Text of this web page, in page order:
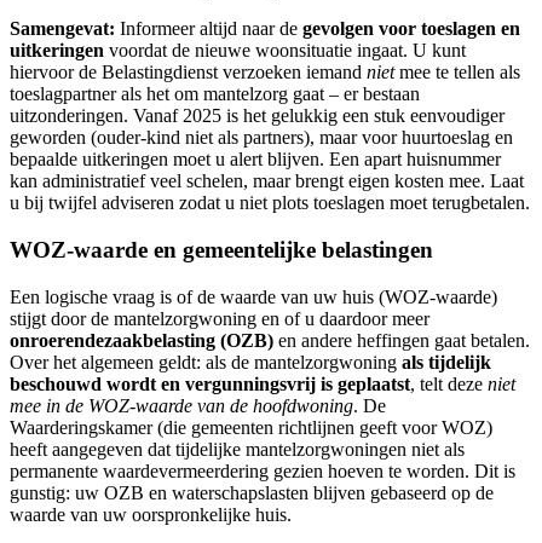
Samengevat: Informeer altijd naar de gevolgen voor toeslagen en
uitkeringen voordat de nieuwe woonsituatie ingaat. U kunt
hiervoor de Belastingdienst verzoeken iemand nietmee te tellen als
toeslagpartner als het om mantelzorg gaat – er bestaan
uitzonderingen. Vanaf 2025 is het gelukkig een stuk eenvoudiger
geworden (ouder-kind niet als partners), maar voor huurtoeslag en
bepaalde uitkeringen moet u alert blijven. Een apart huisnummer
kan administratief veel schelen, maar brengt eigen kosten mee. Laat
u bij twijfel adviseren zodat u niet plots toeslagen moet terugbetalen.
WOZ-waarde en gemeentelijke belastingen
Een logische vraag is of de waarde van uw huis (WOZ-waarde)
stijgt door de mantelzorgwoning en of u daardoor meer
onroerendezaakbelasting (OZB) en andere heffingen gaat betalen.
Over het algemeen geldt: als de mantelzorgwoning als tijdelijk
beschouwd wordt en vergunningsvrij is geplaatst, telt deze niet
mee in de WOZ-waarde van de hoofdwoning. De
Waarderingskamer (die gemeenten richtlijnen geeft voor WOZ)
heeft aangegeven dat tijdelijke mantelzorgwoningen niet als
permanente waardevermeerdering gezien hoeven te worden. Dit is
gunstig: uw OZB en waterschapslasten blijven gebaseerd op de
waarde van uw oorspronkelijke huis.